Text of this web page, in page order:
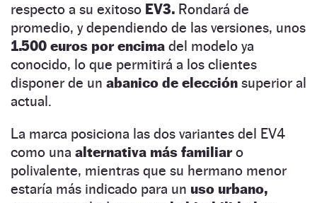
respecto a su exitoso EV3. Rondará de
promedio, y dependiendo de las versiones, unos
1.500 euros por encima del modelo ya
conocido, lo que permitirá a los clientes
disponer de un abanico de elección superior al
actual.
La marca posiciona las dos variantes del EV4
como una alternativa más familiaro
polivalente, mientras que su hermano menor
estaría más indicado para un uso urbano,